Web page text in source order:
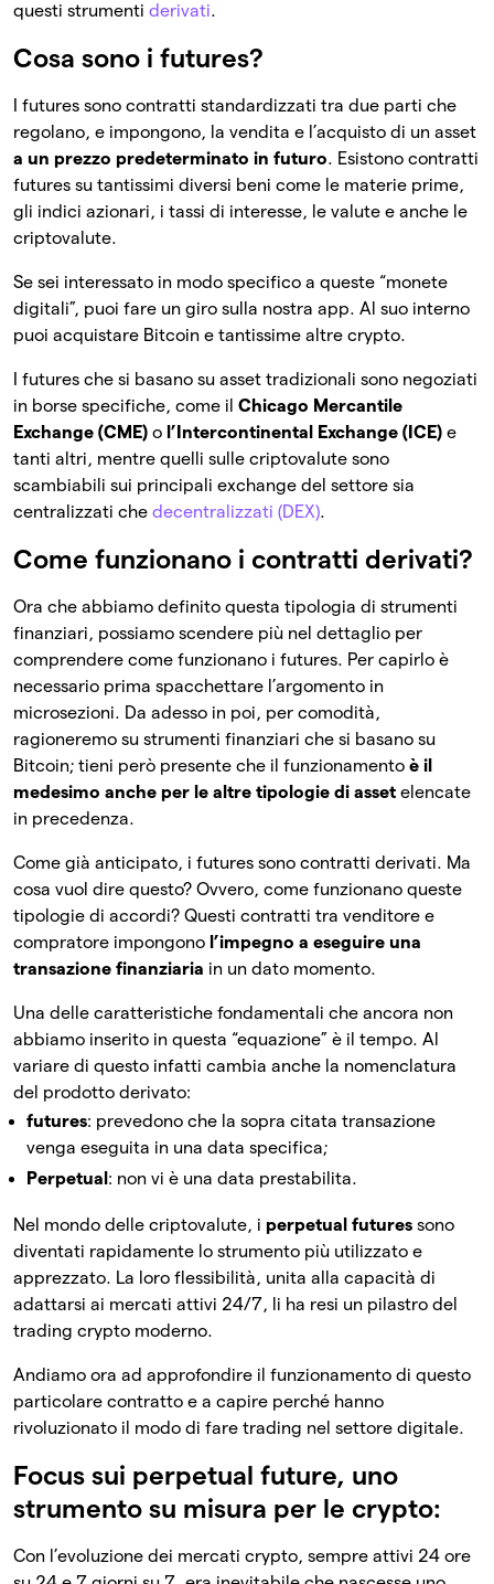
questi strumenti derivati.
Cosa sono i futures?
I futures sono contratti standardizzati tra due parti che
regolano, e impongono, la vendita e l’acquisto di un asset
a un prezzo predeterminato in futuro. Esistono contratti
futures su tantissimi diversi beni come le materie prime,
gli indici azionari, i tassi di interesse, le valute e anche le
criptovalute.
Se sei interessato in modo specifico a queste “monete
digitali”, puoi fare un giro sulla nostra app. Al suo interno
puoi acquistare Bitcoin e tantissime altre crypto.
I futures che si basano su asset tradizionali sono negoziati
in borse specifiche, come il Chicago Mercantile
Exchange (CME) o l’Intercontinental Exchange (ICE) e
tanti altri, mentre quelli sulle criptovalute sono
scambiabili sui principali exchange del settore sia
centralizzati che decentralizzati (DEX).
Come funzionano i contratti derivati?
Ora che abbiamo definito questa tipologia di strumenti
finanziari, possiamo scendere più nel dettaglio per
comprendere come funzionano i futures. Per capirlo è
necessario prima spacchettare l’argomento in
microsezioni. Da adesso in poi, per comodità,
ragioneremo su strumenti finanziari che si basano su
Bitcoin; tieni però presente che il funzionamento è il
medesimo anche per le altre tipologie di asset elencate
in precedenza.
Come già anticipato, i futures sono contratti derivati. Ma
cosa vuol dire questo? Ovvero, come funzionano queste
tipologie di accordi? Questi contratti tra venditore e
compratore impongono l’impegno a eseguire una
transazione finanziaria in un dato momento.
Una delle caratteristiche fondamentali che ancora non
abbiamo inserito in questa “equazione” è il tempo. Al
variare di questo infatti cambia anche la nomenclatura
del prodotto derivato:
futures: prevedono che la sopra citata transazione
venga eseguita in una data specifica;
Perpetual : non vi è una data prestabilita.
Nel mondo delle criptovalute, i perpetual futures sono
diventati rapidamente lo strumento più utilizzato e
apprezzato. La loro flessibilità, unita alla capacità di
adattarsi ai mercati attivi 24/7, li ha resi un pilastro del
trading crypto moderno.
Andiamo ora ad approfondire il funzionamento di questo
particolare contratto e a capire perché hanno
rivoluzionato il modo di fare trading nel settore digitale.
Focus sui perpetual future, uno
strumento su misura per le crypto:
Con l’evoluzione dei mercati crypto, sempre attivi 24 ore